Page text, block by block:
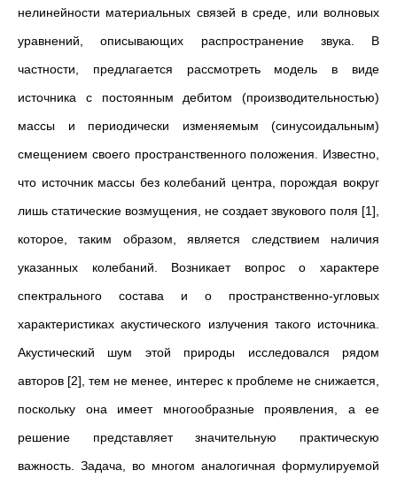
нелинейности материальных связей в среде, или волновых
уравнений, описывающих распространение звука. В
частности, предлагается рассмотреть модель в виде
источника с постоянным дебитом (производительностью)
массы и периодически изменяемым (синусоидальным)
смещением своего пространственного положения. Известно,
что источник массы без колебаний центра, порождая вокруг
лишь статические возмущения, не создает звукового поля [1],
которое, таким образом, является следствием наличия
указанных колебаний. Возникает вопрос о характере
спектрального состава и о пространственно-угловых
характеристиках акустического излучения такого источника.
Акустический шум этой природы исследовался рядом
авторов [2], тем не менее, интерес к проблеме не снижается,
поскольку она имеет многообразные проявления, а ее
решение представляет значительную практическую
важность. Задача, во многом аналогичная формулируемой